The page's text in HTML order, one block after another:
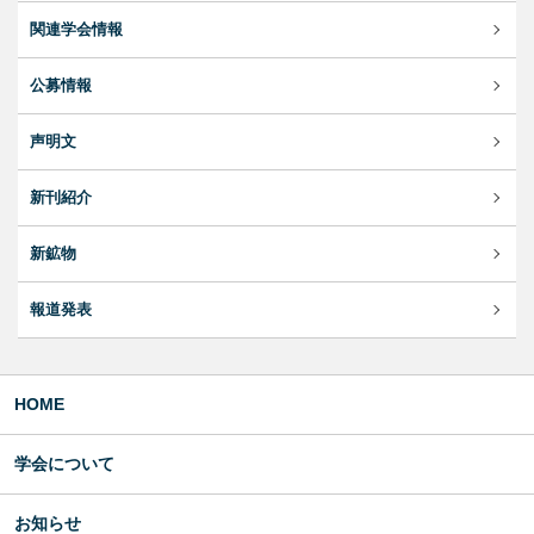
関連学会情報
公募情報
声明文
新刊紹介
新鉱物
報道発表
HOME
学会について
お知らせ